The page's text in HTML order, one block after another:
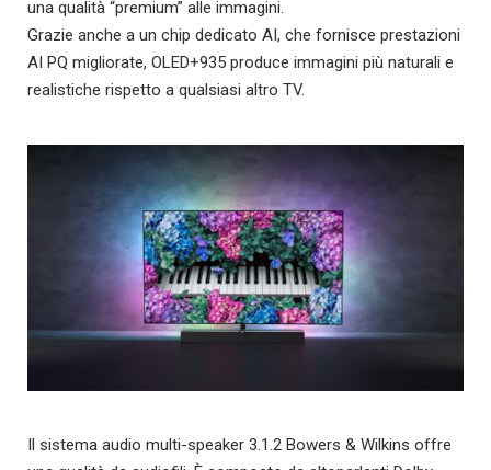
una qualità “premium” alle immagini.
Grazie anche a un chip dedicato AI, che fornisce prestazioni
AI PQ migliorate, OLED+935 produce immagini più naturali e
realistiche rispetto a qualsiasi altro TV.
Il sistema audio multi-speaker 3.1.2 Bowers & Wilkins offre